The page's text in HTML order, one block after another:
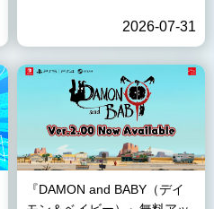
2026-07-31
『DAMON and BABY（デイ